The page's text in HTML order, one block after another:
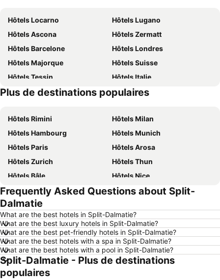
Hôtels Locarno
Hôtels Lugano
Hôtels Ascona
Hôtels Zermatt
Hôtels Barcelone
Hôtels Londres
Hôtels Majorque
Hôtels Suisse
Hôtels Tessin
Hôtels Italie
Hôtels Davos
Hôtels Lac de Garde
Plus de destinations populaires
Hôtels Rimini
Hôtels Milan
Hôtels Hambourg
Hôtels Munich
Hôtels Paris
Hôtels Arosa
Hôtels Zurich
Hôtels Thun
Hôtels Bâle
Hôtels Nice
Hôtels Lucerne
Hôtels Copenhague
Hôtels Rome
Hôtels Palma
Hôtels Pontresina
Hôtels Annecy
Hôtels Berne
Hôtels Amsterdam
Hôtels Sardaigne
Hôtels Crète
Hôtels Forêt-Noire
Hôtels Ibiza
Frequently Asked Questions about Split-
Dalmatie
What are the best hotels in Split-Dalmatie?
What are the best luxury hotels in Split-Dalmatie?
What are the best pet-friendly hotels in Split-Dalmatie?
What are the best hotels with a spa in Split-Dalmatie?
What are the best hotels with a pool in Split-Dalmatie?
Split-Dalmatie - Plus de destinations
populaires